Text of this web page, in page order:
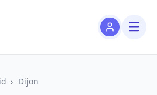
› Dijon